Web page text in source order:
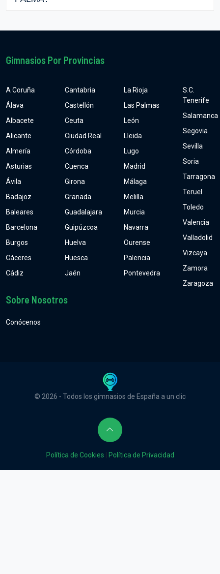
Gimnasios Por Provincias
A Coruña
Álava
Albacete
Alicante
Almería
Asturias
Ávila
Badajoz
Baleares
Barcelona
Burgos
Cáceres
Cádiz
Cantabria
Castellón
Ceuta
Ciudad Real
Córdoba
Cuenca
Girona
Granada
Guadalajara
Guipúzcoa
Huelva
Huesca
Jaén
La Rioja
Las Palmas
León
Lleida
Lugo
Madrid
Málaga
Melilla
Murcia
Navarra
Ourense
Palencia
Pontevedra
S.C.
Tenerife
Salamanca
Segovia
Sevilla
Soria
Tarragona
Teruel
Toledo
Valencia
Valladolid
Vizcaya
Zamora
Zaragoza
Sobre Nosotros
Conócenos
© 2026 - Todos los gimnasios de España a un clic
Política de Cookies Política de Privacidad